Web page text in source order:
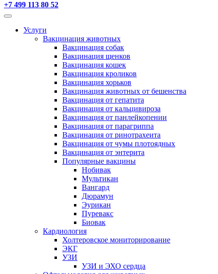
+7 499 113 80 52
Услуги
Вакцинация животных
Вакцинация собак
Вакцинация щенков
Вакцинация кошек
Вакцинация кроликов
Вакцинация хорьков
Вакцинация животных от бешенства
Вакцинация от гепатита
Вакцинация от кальцивироза
Вакцинация от панлейкопении
Вакцинация от парагриппа
Вакцинация от ринотрахеита
Вакцинация от чумы плотоядных
Вакцинация от энтерита
Популярные вакцины
Нобивак
Мультикан
Вангард
Дюрамун
Эурикан
Пуревакс
Биовак
Кардиология
Холтеровское мониторирование
ЭКГ
УЗИ
УЗИ и ЭХО сердца